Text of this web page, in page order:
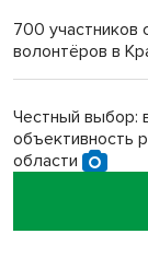
700 участников
волонтёров в
Честный выбор:
объективность
области
Кибертанки